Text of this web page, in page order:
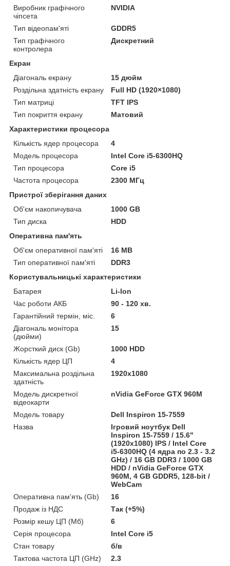
Виробник графічного
чіпсета
NVIDIA
Тип відеопам'яті
GDDR5
Тип графічного
контролера
Дискретний
Екран
Діагональ екрану
15 дюйм
Роздільна здатність екрану
Full HD (1920×1080)
Тип матриці
TFT IPS
Тип покриття екрану
Матовий
Характеристики процесора
Кількість ядер процесора
4
Модель процесора
Intel Core i5-6300HQ
Тип процесора
Core i5
Частота процесора
2300 МГц
Пристрої зберігання даних
Об'єм накопичувача
1000 GB
Тип диска
HDD
Оперативна пам'ять
Об'єм оперативної пам'яті
16 MB
Тип оперативної пам'яті
DDR3
Користувальницькі характеристики
Батарея
Li-Ion
Час роботи АКБ
90 - 120 хв.
Гарантійний термін, міс.
6
Діагональ монітора
(дюйми)
15
Жорсткий диск (Gb)
1000 HDD
Кількість ядер ЦП
4
Максимальна роздільна
здатність
1920x1080
Модель дискретної
відеокарти
nVidia GeForce GTX 960M
Модель товару
Dell Inspiron 15-7559
Назва
Ігровий ноутбук Dell
Inspiron 15-7559 / 15.6"
(1920x1080) IPS / Intel Core
i5-6300HQ (4 ядра по 2.3 - 3.2
GHz) / 16 GB DDR3 / 1000 GB
HDD / nVidia GeForce GTX
960M, 4 GB GDDR5, 128-bit /
WebCam
Оперативна пам'ять (Gb)
16
Продаж із НДС
Так (+5%)
Розмір кешу ЦП (Мб)
6
Серія процесора
Intel Core i5
Стан товару
б/в
Тактова частота ЦП (GHz)
2.3